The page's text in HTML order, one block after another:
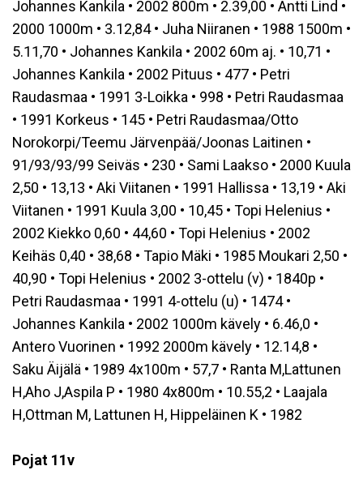
Johannes Kankila • 2002 800m • 2.39,00 • Antti Lind •
2000 1000m • 3.12,84 • Juha Niiranen • 1988 1500m •
5.11,70 • Johannes Kankila • 2002 60m aj. • 10,71 •
Johannes Kankila • 2002 Pituus • 477 • Petri
Raudasmaa • 1991 3-Loikka • 998 • Petri Raudasmaa
• 1991 Korkeus • 145 • Petri Raudasmaa/Otto
Norokorpi/Teemu Järvenpää/Joonas Laitinen •
91/93/93/99 Seiväs • 230 • Sami Laakso • 2000 Kuula
2,50 • 13,13 • Aki Viitanen • 1991 Hallissa • 13,19 • Aki
Viitanen • 1991 Kuula 3,00 • 10,45 • Topi Helenius •
2002 Kiekko 0,60 • 44,60 • Topi Helenius • 2002
Keihäs 0,40 • 38,68 • Tapio Mäki • 1985 Moukari 2,50 •
40,90 • Topi Helenius • 2002 3-ottelu (v) • 1840p •
Petri Raudasmaa • 1991 4-ottelu (u) • 1474 •
Johannes Kankila • 2002 1000m kävely • 6.46,0 •
Antero Vuorinen • 1992 2000m kävely • 12.14,8 •
Saku Äijälä • 1989 4x100m • 57,7 • Ranta M,Lattunen
H,Aho J,Aspila P • 1980 4x800m • 10.55,2 • Laajala
H,Ottman M, Lattunen H, Hippeläinen K • 1982
Pojat 11v